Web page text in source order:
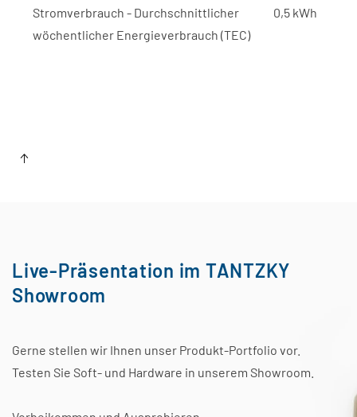
Stromverbrauch - Durchschnittlicher
wöchentlicher Energieverbrauch (TEC)
0,5 kWh
Live-Präsentation im TANTZKY
Showroom
Gerne stellen wir Ihnen unser Produkt-Portfolio vor.
Testen Sie Soft- und Hardware in unserem Showroom.